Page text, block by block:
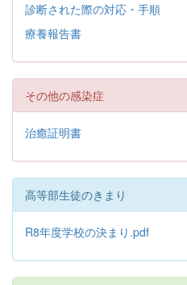
診断された際の対応・手順
療養報告書
その他の感染症
治癒証明書
高等部生徒のきまり
R8年度学校の決まり.pdf